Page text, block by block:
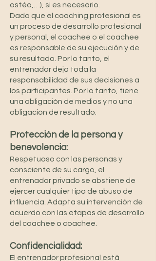
ostéo,…), si es necesario.
Dado que el coaching profesional es
un proceso de desarrollo profesional
y personal, el coachee o el coachee
es responsable de su ejecución y de
su resultado. Por lo tanto, el
entrenador deja toda la
responsabilidad de sus decisiones a
los participantes. Por lo tanto, tiene
una obligación de medios y no una
obligación de resultado.
Protección de la persona y
benevolencia:
Respetuoso con las personas y
consciente de su cargo, el
entrenador privado se abstiene de
ejercer cualquier tipo de abuso de
influencia. Adapta su intervención de
acuerdo con las etapas de desarrollo
del coachee o coachee.
Confidencialidad:
El entrenador profesional está